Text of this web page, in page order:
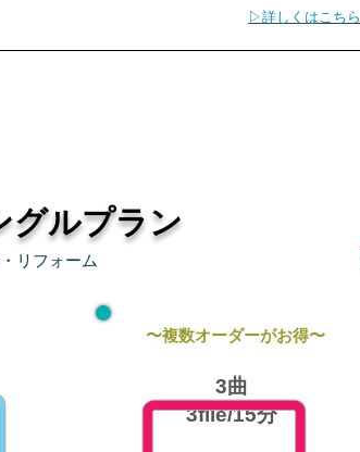
▷詳しくはこちら
グルプラン
リフォーム
〜複数オーダーがお得〜
3曲
3file/15分